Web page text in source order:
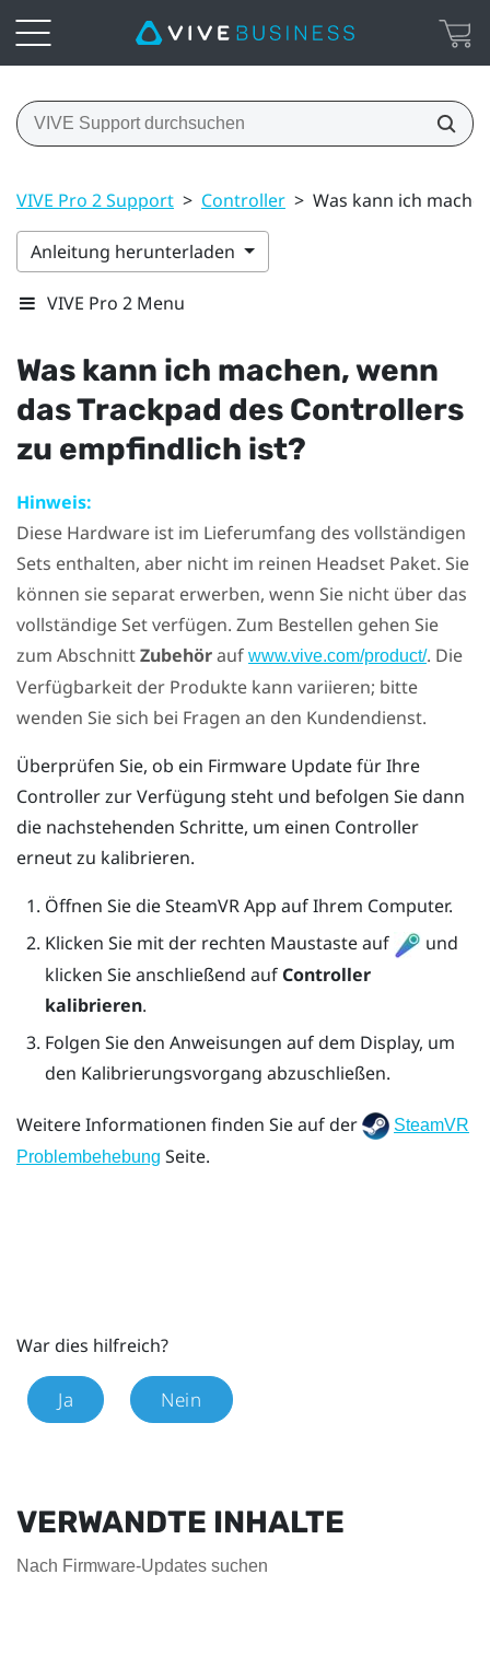
VIVE Pro 2 Support > Controller > Was kann ich
Anleitung herunterladen
VIVE Pro 2 Menu
Was kann ich machen, wenn
das Trackpad des Controllers
zu empfindlich ist?
Hinweis:
Diese Hardware ist im Lieferumfang des vollständigen
Sets enthalten, aber nicht im reinen Headset Paket. Sie
können sie separat erwerben, wenn Sie nicht über das
vollständige Set verfügen. Zum Bestellen gehen Sie
zum AbschnittZubehörauf www.vive.com/product/. Die
Verfügbarkeit der Produkte kann variieren; bitte
wenden Sie sich bei Fragen an den Kundendienst.
Überprüfen Sie, ob ein Firmware Update für Ihre
Controller zur Verfügung steht und befolgen Sie dann
die nachstehenden Schritte, um einen Controller
erneut zu kalibrieren.
Öffnen Sie dieSteamVRApp auf Ihrem Computer.
Klicken Sie mit der rechten Maustaste auf
und
klicken Sie anschließend auf Controller
kalibrieren.
Folgen Sie den Anweisungen auf dem Display, um
den Kalibrierungsvorgang abzuschließen.
Weitere Informationen finden Sie auf der
SteamVR
Problembehebung Seite.
War dies hilfreich?
Ja Nein
VERWANDTE INHALTE
Nach Firmware-Updates suchen